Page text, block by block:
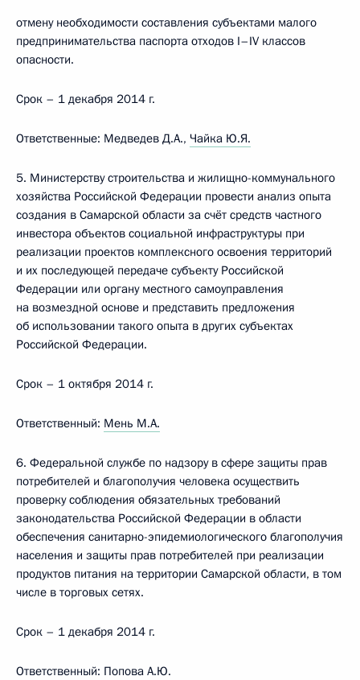
отмену необходимости составления субъектами малого
предпринимательства паспорта отходов I–IV классов
опасности.
Срок – 1 декабря 2014 г.
Ответственные: Медведев Д.А., Чайка Ю.Я.
5. Министерству строительства и жилищно-коммунального
хозяйства Российской Федерации провести анализ опыта
создания в Самарской области за счёт средств частного
инвестора объектов социальной инфраструктуры при
реализации проектов комплексного освоения территорий
и их последующей передаче субъекту Российской
Федерации или органу местного самоуправления
на возмездной основе и представить предложения
об использовании такого опыта в других субъектах
Российской Федерации.
Срок – 1 октября 2014 г.
Ответственный: Мень М.А.
6. Федеральной службе по надзору в сфере защиты прав
потребителей и благополучия человека осуществить
проверку соблюдения обязательных требований
законодательства Российской Федерации в области
обеспечения санитарно-эпидемиологического благополучия
населения и защиты прав потребителей при реализации
продуктов питания на территории Самарской области, в том
числе в торговых сетях.
Срок – 1 декабря 2014 г.
Ответственный: Попова А.Ю.